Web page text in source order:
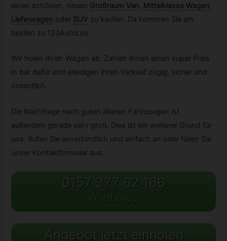
einen schönen, neuen Großraum Van , Mittelklasse Wagen ,
Lieferwagen oder SUV zu kaufen. Da kommen Sie am
besten zu 123AutoLos.
Wir holen Ihren Wagen ab. Zahlen Ihnen einen super Preis
in bar dafür und erledigen Ihren Verkauf zügig, sicher und
ordentlich.
Die Nachfrage nach guten älteren Fahrzeugen ist
außerdem gerade sehr groß. Dies ist ein weiterer Grund für
uns. Rufen Sie unverbindlich und einfach an oder füllen Sie
unser Kontaktformular aus.
0157 377 62 166
WhatsApp
Angebot jetzt einholen